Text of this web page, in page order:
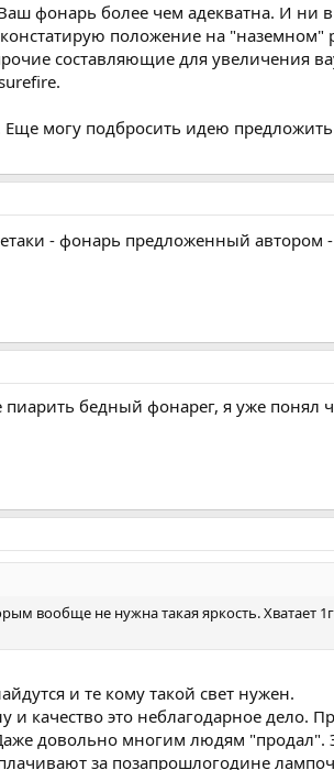
фонарь более чем адекватна. И ни
положение на
составляющие для увеличения
Еще могу подбросить идею
- фонарь предложенный автором
пиарить бедный фонарег, я уже понял
вообще не нужна такая яркость. Хватает
и те кому такой свет нужен.
и качество это неблагодарное
довольно многим людям "продал".
за позапрошлогодине